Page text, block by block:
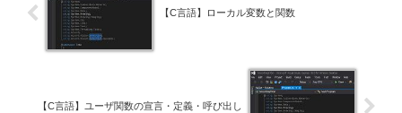
【C言語】ローカル変数と関数
【C言語】ユーザ関数の宣言・定義・呼び出し